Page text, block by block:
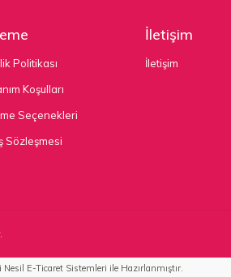
Politikası
Koşulları
Seçenekleri
Sözleşmesi
İletişim
İletişim
Nesil E-Ticaret Sistemleri ile Hazırlanmıştır.